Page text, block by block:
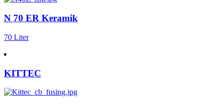
N 70 ER Keramik
70 Liter
KITTEC